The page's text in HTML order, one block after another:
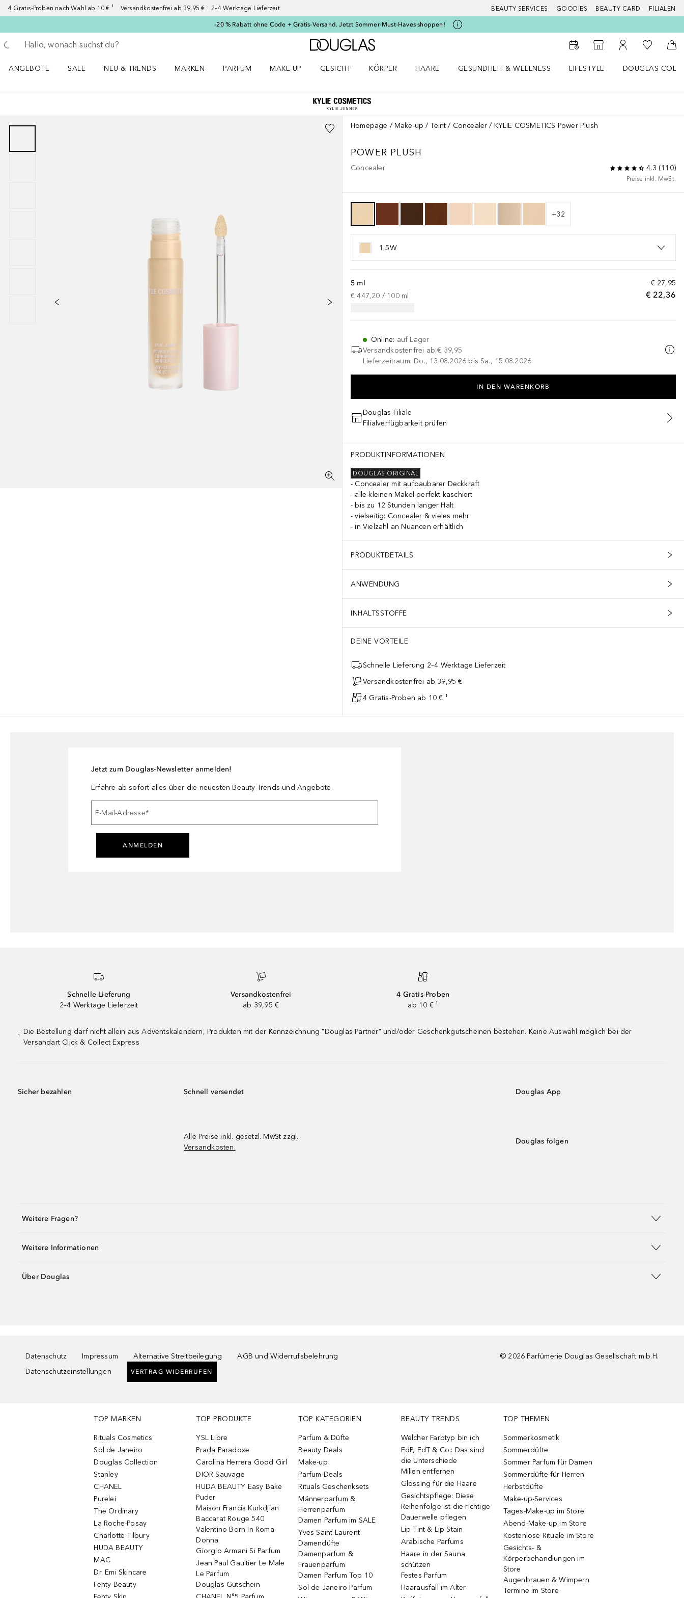
4 Gratis-Proben nach Wahl ab 10 € ¹ Versandkostenfrei ab 39,95 € 2–4 Werktage Lieferzeit BEAUTY SERVICES GOODIES BEAUTY CARD FILIALEN
-20 % Rabatt ohne Code + Gratis-Versand. Jetzt Sommer-Must-Haves shoppen!
Gehe zurück
Suche ausführen
Zur Douglas Startseite
Zum Storefinder
Zu Meinem
Zu Meiner
ANGEBOTE
SALE
NEU & TRENDS
MARKEN
PARFUM
MAKE-UP
GESICHT
KÖRPER
HAARE
GESUNDHEIT & WELLNESS
LIFESTYLE
DOUGLAS
Homepage Make-up Teint Concealer KYLIE COSMETICS Power Plush
POWER PLUSH
Concealer 4.3 (110)
Preise inkl. MwSt.
+32
1,5W
€ 27,95
€ 22,36
5 ml
€ 447,20 / 100 ml
Online: auf Lager
Versandkostenfrei ab € 39,95
Lieferzeitraum: Do., 13.08.2026 bis Sa., 15.08.2026
IN DEN WARENKORB
Douglas-Filiale
Filialverfügbarkeit prüfen
PRODUKTINFORMATIONEN
DOUGLAS ORIGINAL
Concealer mit aufbaubarer Deckkraft
alle kleinen Makel perfekt kaschiert
bis zu 12 Stunden langer Halt
vielseitig: Concealer & vieles mehr
in Vielzahl an Nuancen erhältlich
PRODUKTDETAILS
ANWENDUNG
INHALTSSTOFFE
DEINE VORTEILE
Schnelle Lieferung 2–4 Werktage Lieferzeit
Versandkostenfrei ab 39,95 €
4 Gratis-Proben ab 10 € ¹
Jetzt zum Douglas-Newsletter anmelden!
Erfahre ab sofort alles über die neuesten Beauty-Trends und Angebote.
E-Mail-Adresse*
ANMELDEN
Schnelle Lieferung
2–4 Werktage Lieferzeit
Versandkostenfrei
ab 39,95 €
4 Gratis-Proben
ab 10 € ¹
¹
Die Bestellung darf nicht allein aus Adventskalendern, Produkten mit der Kennzeichnung "Douglas Partner" und/oder Geschenkgutscheinen bestehen. Keine Auswahl möglich bei der
Versandart Click & Collect Express
Sicher bezahlen Schnell versendet
Alle Preise inkl. gesetzl. MwSt zzgl.
Versandkosten.
Douglas App
Douglas folgen
Weitere Fragen?
Weitere Informationen
Über Douglas
Datenschutz Impressum Alternative Streitbeilegung
AGB und Widerrufsbelehrung
Datenschutzeinstellungen
VERTRAG WIDERRUFEN
© 2026 Parfümerie Douglas Gesellschaft m.b.H.
TOP MARKEN
Rituals Cosmetics
Sol de Janeiro
Douglas Collection
Stanley
CHANEL
Purelei
The Ordinary
La Roche-Posay
Charlotte Tilbury
HUDA BEAUTY
MAC
Dr. Emi Skincare
Fenty Beauty
TOP PRODUKTE
YSL Libre
Prada Paradoxe
Carolina Herrera Good Girl
DIOR Sauvage
HUDA BEAUTY Easy Bake
Puder
Maison Francis Kurkdjian
Baccarat Rouge 540
Valentino Born In Roma
Donna
Giorgio Armani Si Parfum
Jean Paul Gaultier Le Male
Le Parfum
Douglas Gutschein
TOP KATEGORIEN
Parfum & Düfte
Beauty Deals
Make-up
Parfum-Deals
Rituals Geschenksets
Männerparfum &
Herrenparfum
Damen Parfum im SALE
Yves Saint Laurent
Damendüfte
Damenparfum &
Frauenparfum
Damen Parfum Top 10
Sol de Janeiro Parfum
BEAUTY TRENDS
Welcher Farbtyp bin ich
EdP, EdT & Co.: Das sind
die Unterschiede
Milien entfernen
Glossing für die Haare
Gesichtspflege: Diese
Reihenfolge ist die richtige
Dauerwelle pflegen
Lip Tint & Lip Stain
Arabische Parfums
Haare in der Sauna
schützen
Festes Parfum
Haarausfall im Alter
TOP THEMEN
Sommerkosmetik
Sommerdüfte
Sommer Parfum für Damen
Sommerdüfte für Herren
Herbstdüfte
Make-up-Services
Tages-Make-up im Store
Abend-Make-up im Store
Kostenlose Rituale im Store
Gesichts- &
Körperbehandlungen im
Store
Augenbrauen & Wimpern
Termine im Store